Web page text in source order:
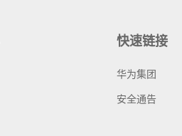
快速链接
华为集团
安全通告